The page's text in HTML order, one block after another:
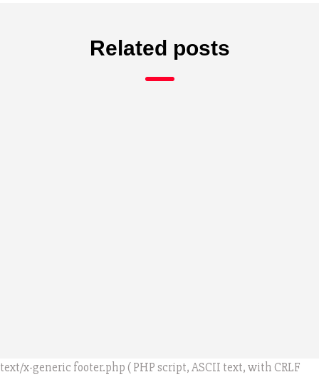
Related posts
text/x-generic footer.php ( PHP script, ASCII text, with CRLF